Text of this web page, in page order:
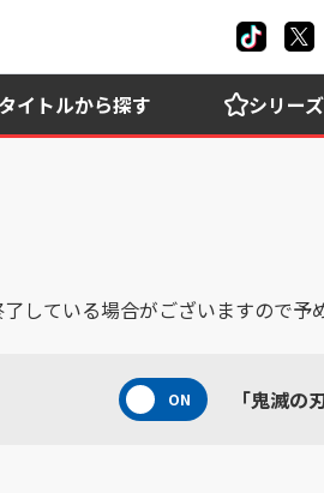
イトルから探す シリーズ
している場合がございますので予
「鬼滅の